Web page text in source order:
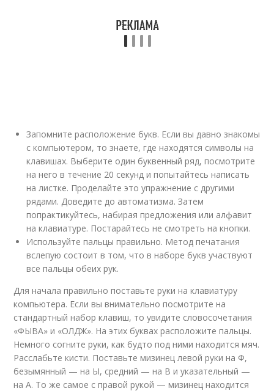
Запомните расположение букв. Если вы давно знакомы
с компьютером, то знаете, где находятся символы на
клавишах. Выберите один буквенный ряд, посмотрите
на него в течение 20 секунд и попытайтесь написать
на листке. Проделайте это упражнение с другими
рядами. Доведите до автоматизма. Затем
попрактикуйтесь, набирая предложения или алфавит
на клавиатуре. Постарайтесь не смотреть на кнопки.
Используйте пальцы правильно. Метод печатания
вслепую состоит в том, что в наборе букв участвуют
все пальцы обеих рук.
Для начала правильно поставьте руки на клавиатуру
компьютера. Если вы внимательно посмотрите на
стандартный набор клавиш, то увидите словосочетания
«ФЫВА» и «ОЛДЖ». На этих буквах расположите пальцы.
Немного согните руки, как будто под ними находится мяч.
Расслабьте кисти. Поставьте мизинец левой руки на Ф,
безымянный — на Ы, средний — на В и указательный —
на А. То же самое с правой рукой — мизинец находится